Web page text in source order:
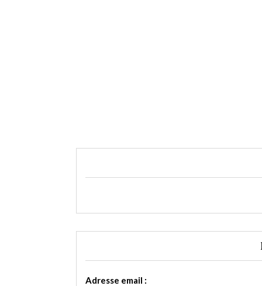
Adresse email :